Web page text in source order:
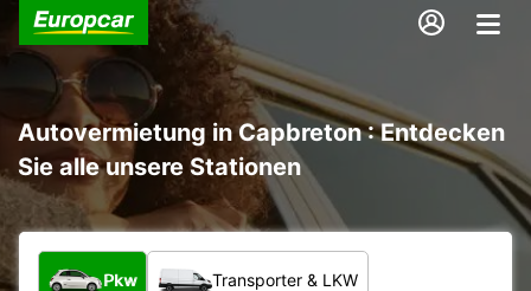
Autovermietung in Capbreton : Entdecken
Sie alle unsere Stationen
Welche Art von Fahrzeug?
Pkw Transporter & LKW